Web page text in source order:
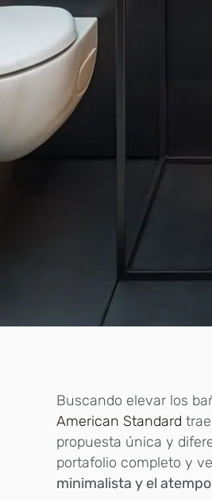
Buscando elevar los
American Standard
propuesta única y
portafolio completo y
minimalista y el